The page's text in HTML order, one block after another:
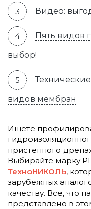
Видео:
Пять видов
выбор!
видов мембран
Ищете
пристенного
Выбирайте марку
ТехноНИКОЛЬ,
зарубежных
качеству. Все, что
представлено в